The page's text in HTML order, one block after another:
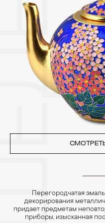
3. Ни в коем случае не
Особенно беречь от
позолоченные изделия.
переносят жемчуг, бирюза,
4. Специалисты обычно
реже одного раза в месяц,
фланелевой или замшевой
Перегородчатая
декорирования
придает предметам
приборы, изысканная